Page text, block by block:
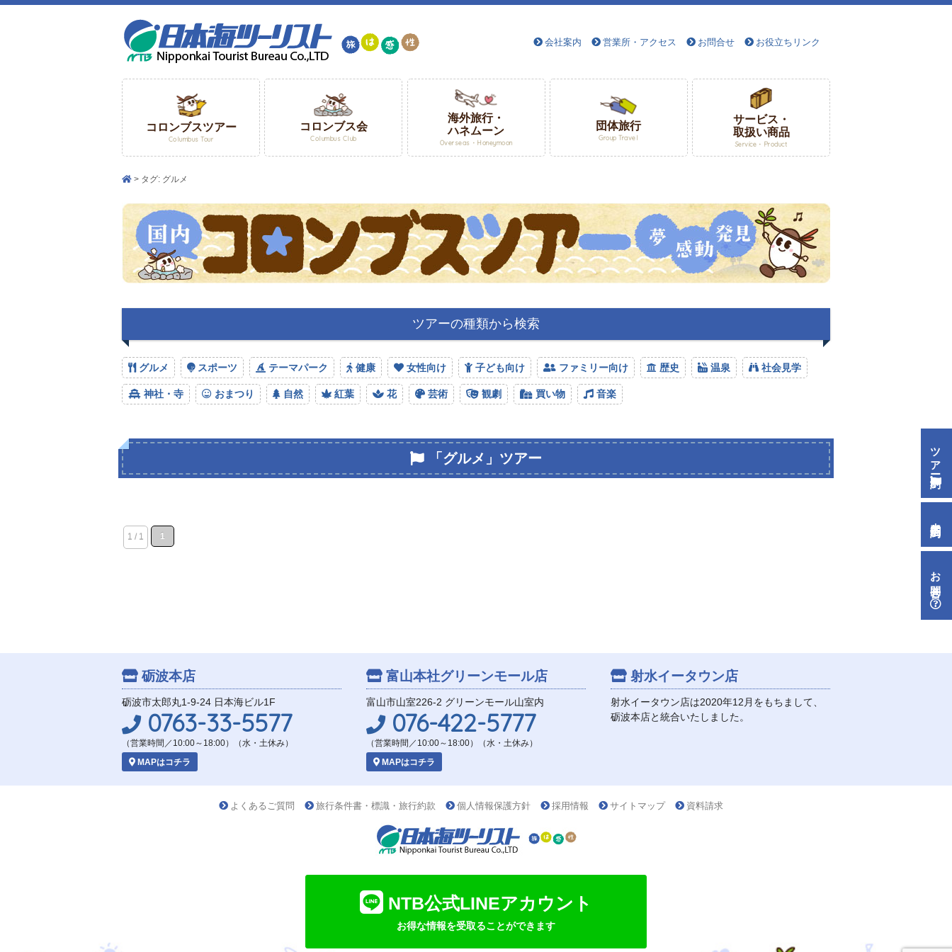
会社案内 営業所・アクセス お問合せ お役立ちリンク
コロンブスツアー
Columbus Tour
コロンブス会
Columbus Club
海外旅行・
ハネムーン
Overseas・Honeymoon
団体旅行
Group Travel
サービス・
取扱い商品
Service・Product
タグ: グルメ
ツアーの種類から検索
グルメ スポーツ テーマパーク 健康 女性向け 子ども向け ファミリー向け 歴史 温泉 社会見学
神社・寺 おまつり 自然 紅葉 花 芸術 観劇 買い物 音楽
「グルメ」ツアー
1 / 1 1
砺波本店
砺波市太郎丸1-9-24 日本海ビル1F
0763-33-5577
（営業時間／10:00～18:00）（水・土休み）
MAPはコチラ
富山本社グリーンモール店
富山市山室226-2 グリーンモール山室内
076-422-5777
（営業時間／10:00～18:00）（水・土休み）
MAPはコチラ
射水イータウン店
射水イータウン店は2020年12月をもちまして、
砺波本店と統合いたしました。
よくあるご質問 旅行条件書・標識・旅行約款 個人情報保護方針 採用情報 サイトマップ 資料請求
NTB公式LINEアカウント
お得な情報を受取ることができます
ツアー予約
お問合せ